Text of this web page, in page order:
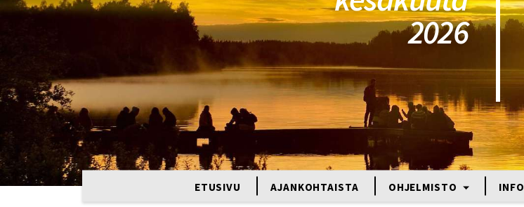
2026
ETUSIVU AJANKOHTAISTA OHJELMISTO INFO